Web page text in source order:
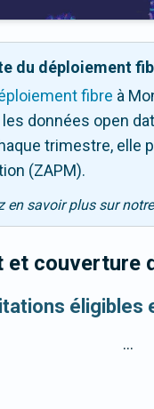
du déploiement
fibre à
données open
trimestre, elle
(ZAPM).
en savoir plus sur
et couverture
...